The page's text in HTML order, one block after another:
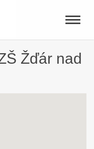
Toggle
Žďár nad